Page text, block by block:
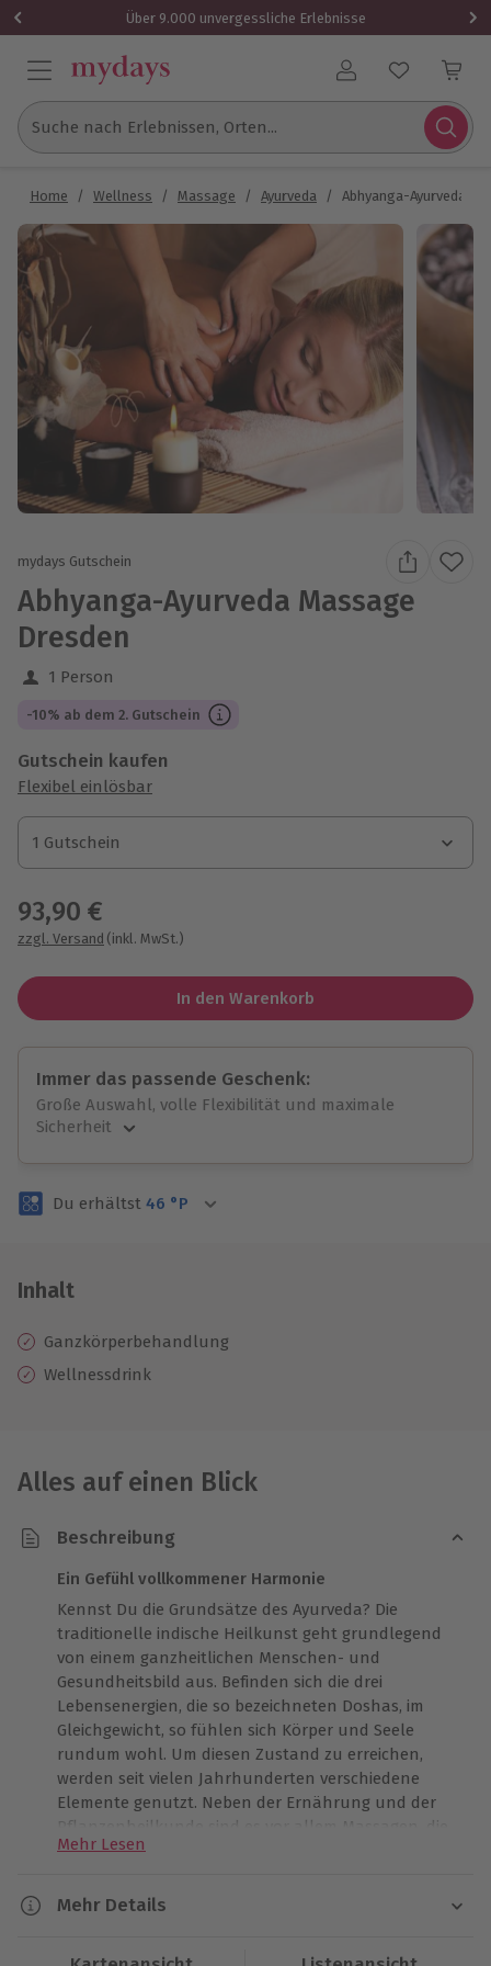
Über 9.000 unvergessliche Erlebnisse
Benutzerkonto
Suche nach Erlebnissen, Orten...
Home / Wellness / Massage / Ayurveda / Abhyanga-Ayurveda
mydays Gutschein
Abhyanga-Ayurveda Massage
Dresden
1 Person
-10% ab dem 2. Gutschein
Gutschein kaufen
Flexibel einlösbar
1 Gutschein
1 Gutschein
1 Gutschein
93,90 €
zzgl. Versand (inkl. MwSt.)
In den Warenkorb
Immer das passende Geschenk:
Große Auswahl, volle Flexibilität und maximale
Sicherheit
Volle Flexibilität
3 Jahre gültig & verlängerbar.
Du erhältst 46 °P
Inhalt
Ganzkörperbehandlung
Wellnessdrink
Alles auf einen Blick
Beschreibung
Ein Gefühl vollkommener Harmonie
Kennst Du die Grundsätze des Ayurveda? Die
traditionelle indische Heilkunst geht grundlegend
von einem ganzheitlichen Menschen- und
Gesundheitsbild aus. Befinden sich die drei
Lebensenergien, die so bezeichneten Doshas, im
Gleichgewicht, so fühlen sich Körper und Seele
rundum wohl. Um diesen Zustand zu erreichen,
werden seit vielen Jahrhunderten verschiedene
Elemente genutzt. Neben der Ernährung und der
Pflanzenheilkunde sind es vor allem Massagen, die
die„Lebenswissenschaft“
genussreichen Entspannung hat sich im westlichen
Mehr Lesen
Mehr Details